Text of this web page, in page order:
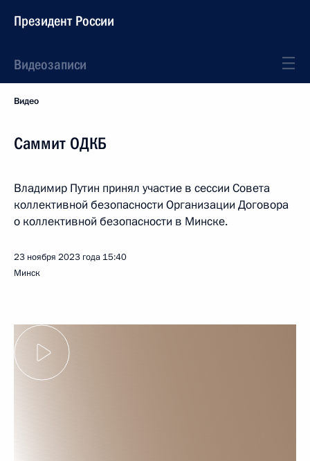
Президент России
Видеозаписи
Видео
Саммит ОДКБ
Владимир Путин принял участие в сессии Совета
коллективной безопасности Организации Договора
о коллективной безопасности в Минске.
23 ноября 2023 года 15:40
Минск